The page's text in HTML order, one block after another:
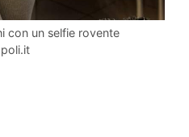
con un selfie rovente